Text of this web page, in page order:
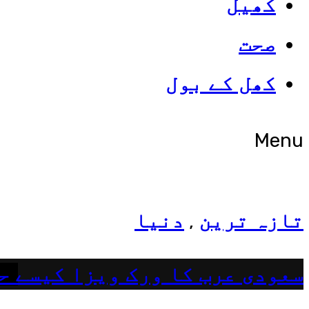
صحت
کھل کے بول
Menu
شوبز
ہانیہ عامر کی بہن ایشا
تازہ ترین , دنیا
سعودی عرب کا ورک ویزا کیسے